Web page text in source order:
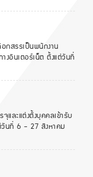
กสรรเป็นพนักงาน
อินเตอร์เน็ต ตั้งแต่วันที่
และแต่งตั้งบุคคลเข้ารับ
วันที่ 6 - 27 สิงหาคม